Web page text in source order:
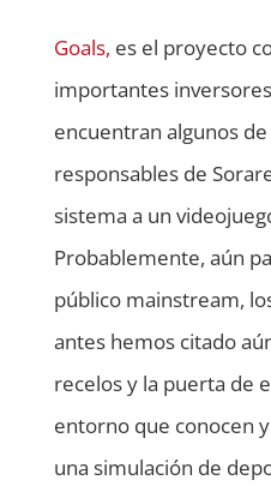
Goals, es el proyecto
importantes
encuentran algunos
responsables de
sistema a un
Probablemente, aún
público mainstream,
antes hemos citado
recelos y la puerta de
entorno que conocen
una simulación de